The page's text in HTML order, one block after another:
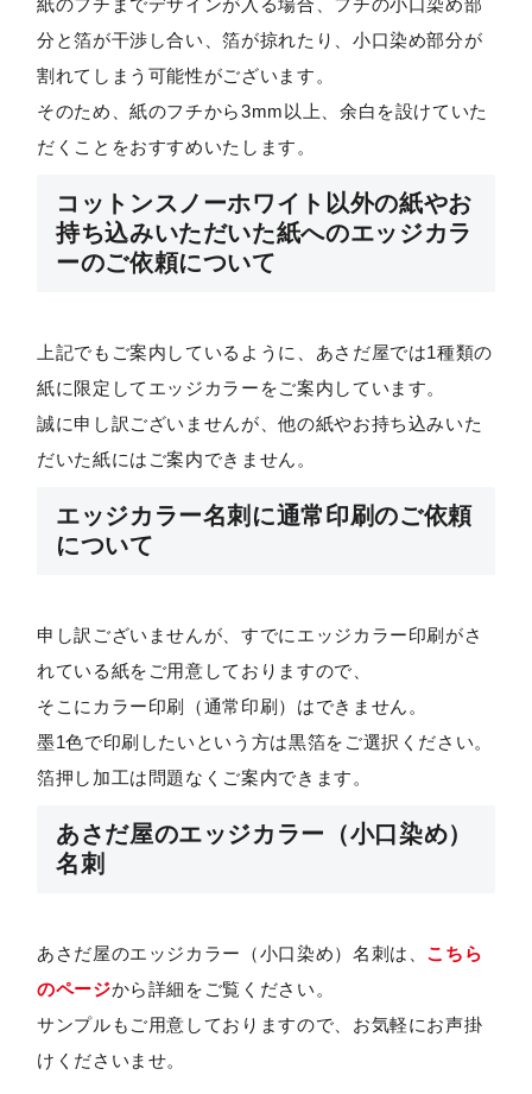
紙のフチまでデザインが入る場合、フチの小口染め部
分と箔が干渉し合い、箔が掠れたり、小口染め部分が
割れてしまう可能性がございます。
そのため、紙のフチから3mm以上、余白を設けていた
だくことをおすすめいたします。
コットンスノーホワイト以外の紙やお
持ち込みいただいた紙へのエッジカラ
ーのご依頼について
上記でもご案内しているように、あさだ屋では1種類の
紙に限定してエッジカラーをご案内しています。
誠に申し訳ございませんが、他の紙やお持ち込みいた
だいた紙にはご案内できません。
エッジカラー名刺に通常印刷のご依頼
について
申し訳ございませんが、すでにエッジカラー印刷がさ
れている紙をご用意しておりますので、
そこにカラー印刷（通常印刷）はできません。
墨1色で印刷したいという方は黒箔をご選択ください。
箔押し加工は問題なくご案内できます。
あさだ屋のエッジカラー（小口染め）
名刺
あさだ屋のエッジカラー（小口染め）名刺は、 こちら
のページから詳細をご覧ください。
サンプルもご用意しておりますので、お気軽にお声掛
けくださいませ。